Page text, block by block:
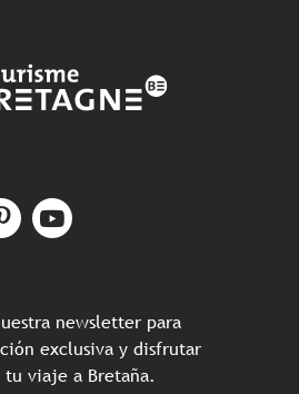
newsletter para
exclusiva y disfrutar
viaje a Bretaña.